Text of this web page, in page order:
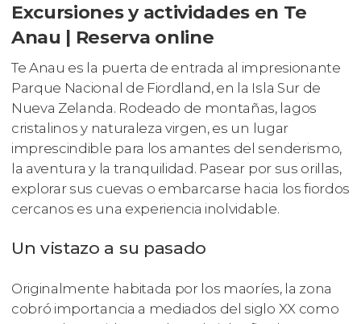
Excursiones y actividades en Te
Anau | Reserva online
Te Anau es la puerta de entrada al impresionante
Parque Nacional de Fiordland, en la Isla Sur de
Nueva Zelanda. Rodeado de montañas, lagos
cristalinos y naturaleza virgen, es un lugar
imprescindible para los amantes del senderismo,
la aventura y la tranquilidad. Pasear por sus orillas,
explorar sus cuevas o embarcarse hacia los fiordos
cercanos es una experiencia inolvidable.
Un vistazo a su pasado
Originalmente habitada por los maoríes, la zona
cobró importancia a mediados del siglo XX como